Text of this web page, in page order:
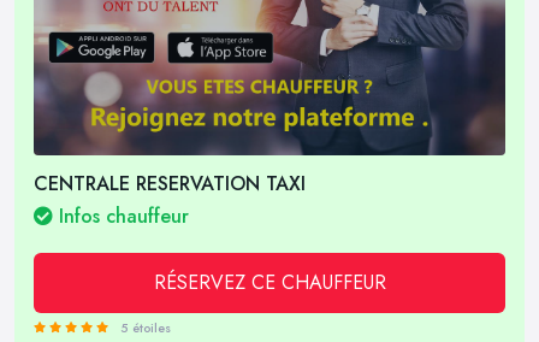
CENTRALE RESERVATION TAXI
Infos chauffeur
RÉSERVEZ CE CHAUFFEUR
5 étoiles